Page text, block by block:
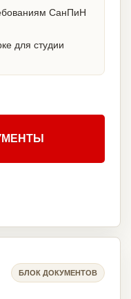
СанПиН
для студии
БЛОК ДОКУМЕНТОВ